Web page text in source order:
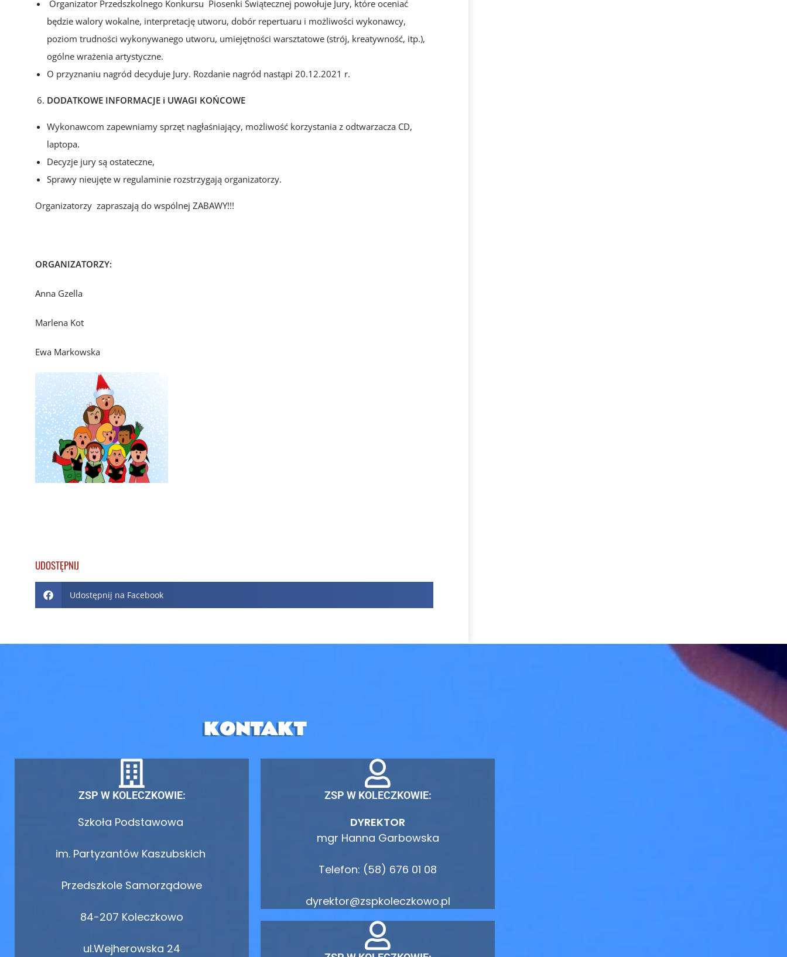
Organizator Przedszkolnego Konkursu Piosenki Świątecznej powołuje Jury, które oceniać
będzie walory wokalne, interpretację utworu, dobór repertuaru i możliwości wykonawcy,
poziom trudności wykonywanego utworu, umiejętności warsztatowe (strój, kreatywność, itp.),
ogólne wrażenia artystyczne.
O przyznaniu nagród decyduje Jury. Rozdanie nagród nastąpi 20.12.2021 r.
DODATKOWE INFORMACJE i UWAGI KOŃCOWE
Wykonawcom zapewniamy sprzęt nagłaśniający, możliwość korzystania z odtwarzacza CD,
laptopa.
Decyzje jury są ostateczne,
Sprawy nieujęte w regulaminie rozstrzygają organizatorzy.
Organizatorzy zapraszają do wspólnej ZABAWY!!!
ORGANIZATORZY:
Anna Gzella
Marlena Kot
Ewa Markowska
UDOSTĘPNIJ
Udostępnij na Facebook
KONTAKT
ZSP W KOLECZKOWIE:
Szkoła Podstawowa
im. Partyzantów Kaszubskich
Przedszkole Samorządowe
84-207 Koleczkowo
ul.Wejherowska 24
ZSP W KOLECZKOWIE:
DYREKTOR
mgr Hanna Garbowska
Telefon: (58) 676 01 08
dyrektor@zspkoleczkowo.pl